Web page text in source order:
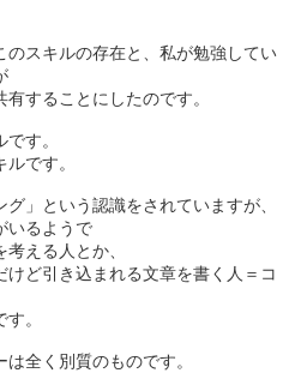
のスキルの存在と、私が勉強してい
することにしたのです。
す。
です。
」という認識をされていますが、
いるようで
える人とか、
ど引き込まれる文章を書く人＝コ
。
全く別質のものです。